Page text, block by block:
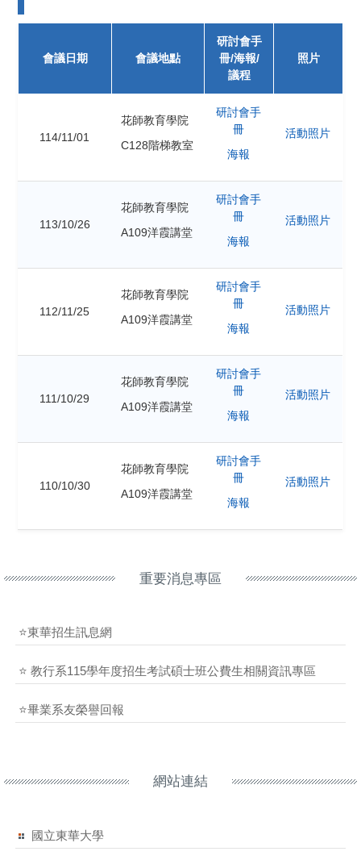
會議日期 會議地點
研討會手
冊/海報/
議程
照片
114/11/01
花師教育學院
C128階梯教室
研討會手
冊
海報
活動照片
113/10/26
花師教育學院
A109洋霞講堂
研討會手
冊
海報
活動照片
112/11/25
花師教育學院
A109洋霞講堂
研討會手
冊
海報
活動照片
111/10/29
花師教育學院
A109洋霞講堂
研討會手
冊
海報
活動照片
110/10/30
花師教育學院
A109洋霞講堂
研討會手
冊
海報
活動照片
重要消息專區
⭐東華招生訊息網
⭐ 教行系115學年度招生考試碩士班公費生相關資訊專區
⭐畢業系友榮譽回報
網站連結
國立東華大學